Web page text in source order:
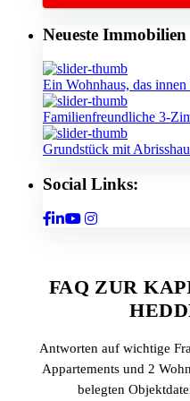
Neueste Immobilien
Ein Wohnhaus, das innen
Familienfreundliche 3-
Grundstück mit
Social Links:
FAQ ZUR
Antworten auf wichtige
Appartements und 2
belegten